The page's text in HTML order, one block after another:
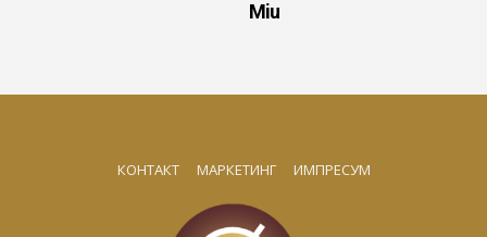
Miu
КОНТАКТ МАРКЕТИНГ ИМПРЕСУМ